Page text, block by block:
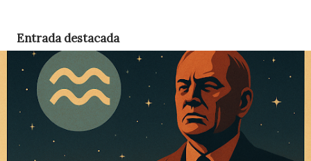
d
Entrada destacada